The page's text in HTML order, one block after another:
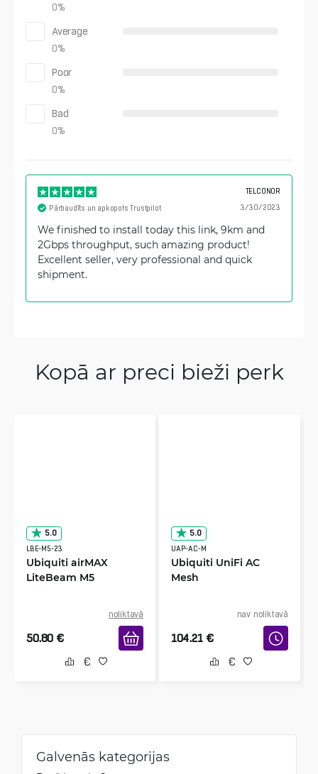
0%
Average
0%
Poor
0%
Bad
0%
TELCONOR
3/30/2023
Pārbaudīts un apkopots Trustpilot
We finished to install today this link, 9km and
2Gbps throughput, such amazing product!
Excellent seller, very professional and quick
shipment.
Kopā ar preci bieži perk
5.0
LBE-M5-23
Ubiquiti airMAX
LiteBeam M5
noliktavā
50.80 €
5.0
UAP-AC-M
Ubiquiti UniFi AC
Mesh
nav noliktavā
104.21 €
Galvenās kategorijas